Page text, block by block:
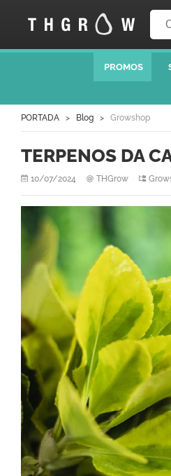
PROMOS
PORTADA Blog Growshop
TERPENOS DA
10/07/2024 THGrow